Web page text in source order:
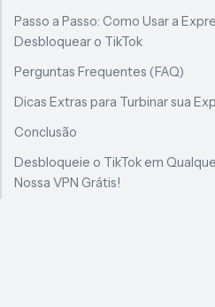
Passo a Passo: Como Usar a
Desbloquear o TikTok
Perguntas Frequentes (FAQ)
Dicas Extras para Turbinar sua
Conclusão
Desbloqueie o TikTok em
Nossa VPN Grátis!